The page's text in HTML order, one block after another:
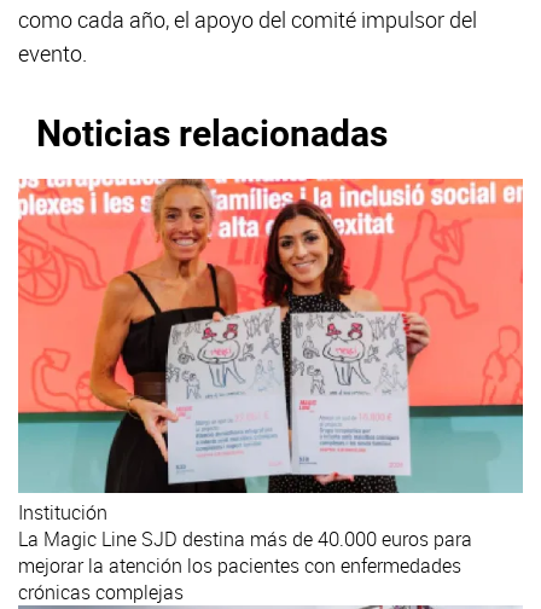
como cada año, el apoyo del comité impulsor del
evento.
Noticias relacionadas
Institución
La Magic Line SJD destina más de 40.000 euros para
mejorar la atención los pacientes con enfermedades
crónicas complejas